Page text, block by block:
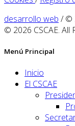
desarrollo web / ©
© 2026 CSCAE. All
Menú Principal
Inicio
El CSCAE